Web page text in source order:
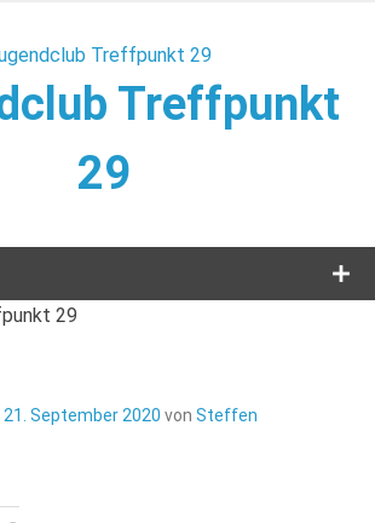
Treffpunkt
29
21. September 2020 von Steffen